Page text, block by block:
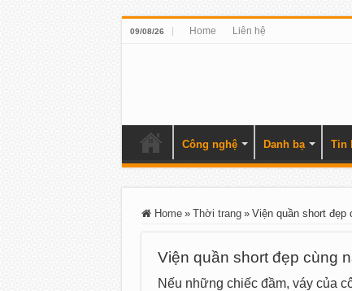
09/08/26 Home Liên hệ
Công nghệ Danh bạ Tin
Home » Thời trang » Viện quần short đẹp
Viện quần short đẹp cùng
Nếu những chiếc đầm, váy của